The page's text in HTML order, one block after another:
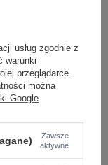
CENĘ
usług zgodnie z
warunki
przeglądarce.
można
Google.
Zawsze
aktywne